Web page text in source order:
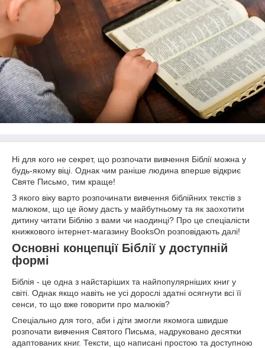
Ні для кого не секрет, що розпочати вивчення Біблії можна у
будь-якому віці. Однак чим раніше людина вперше відкриє
Святе Письмо, тим краще!
З якого віку варто розпочинати вивчення біблійних текстів з
малюком, що це йому дасть у майбутньому та як заохотити
дитину читати Біблію з вами чи наодинці? Про це спеціалісти
книжкового інтернет-магазину BooksOn розповідають далі!
Основні концепції Біблії у доступній
формі
Біблія - це одна з найстаріших та найпопулярніших книг у
світі. Однак якщо навіть не усі дорослі здатні осягнути всі її
сенси, то що вже говорити про малюків?
Спеціально для того, аби і діти змогли якомога швидше
розпочати вивчення Святого Письма, надруковано десятки
адаптованих книг. Тексти, що написані простою та доступною